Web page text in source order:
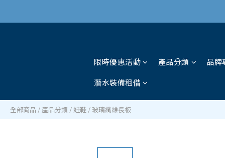
限時優惠活動 產品分類
品牌
潛水裝備租借
全部商品 / 產品分類 /蛙鞋 /玻璃纖維長板